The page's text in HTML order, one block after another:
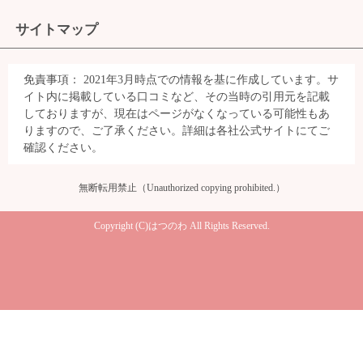
サイトマップ
免責事項：
2021年3月時点での情報を基に作成しています。サ
イト内に掲載している口コミなど、その当時の引用元を記載
しておりますが、現在はページがなくなっている可能性もあ
りますので、ご了承ください。詳細は各社公式サイトにてご
確認ください。
無断転用禁止（Unauthorized copying prohibited.）
Copyright (C)はつのわ All Rights Reserved.